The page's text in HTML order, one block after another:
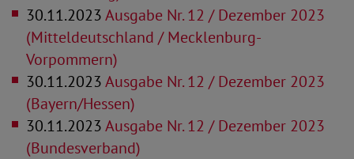
30.11.2023Ausgabe Nr. 12 / Dezember 2023
(Mitteldeutschland / Mecklenburg-
Vorpommern)
30.11.2023Ausgabe Nr. 12 / Dezember 2023
(Bayern/Hessen)
30.11.2023Ausgabe Nr. 12 / Dezember 2023
(Bundesverband)